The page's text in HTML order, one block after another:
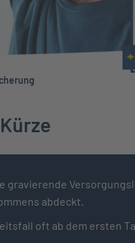
abdeckt.
oft ab dem ersten